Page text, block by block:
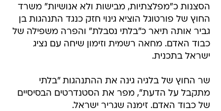
הסצנות כ"מפלצתיות, מבישות ולא אנושיות" משרד
החוץ של פורטוגל הוציא גינוי חזק כנגד התנהגות בן
גביר אותה תיאר כ"בלתי נסבלת" והפרה משפילה של
כבוד האדם. מחאה רשמית וזימון שיחה עם נציג
ישראל בתכנית.
שר החוץ של בלגיה גינה את ההתנהגות "בלתי
מתקבל על הדעת", מפר את הסטנדרטים הבסיסיים
של כבוד האדם. זימנה שגריר ישראל.